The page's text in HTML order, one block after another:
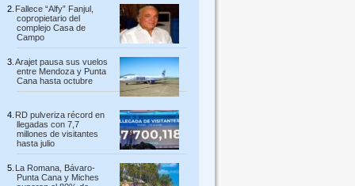
Fallece “Alfy” Fanjul,
copropietario del
complejo Casa de
Campo
Arajet pausa sus vuelos
entre Mendoza y Punta
Cana hasta octubre
RD pulveriza récord en
llegadas con 7,7
millones de visitantes
hasta julio
La Romana, Bávaro-
Punta Cana y Miches